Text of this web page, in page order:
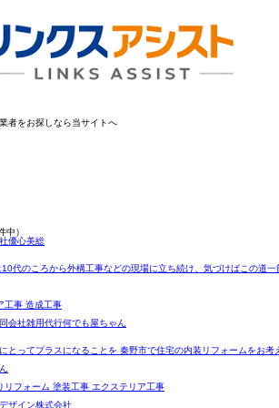
者をお探しなら当サイトへ
中）
優心美総
代のころから外構工事などの現場に立ち続け、気づけばこの道一
工事 造成工事
会社雑用代行何でも屋ちゃん
とってプラスになることを 秦野市で住宅の内装リフォームをお考
リフォーム 塗装工事 エクステリア工事
ザイン株式会社